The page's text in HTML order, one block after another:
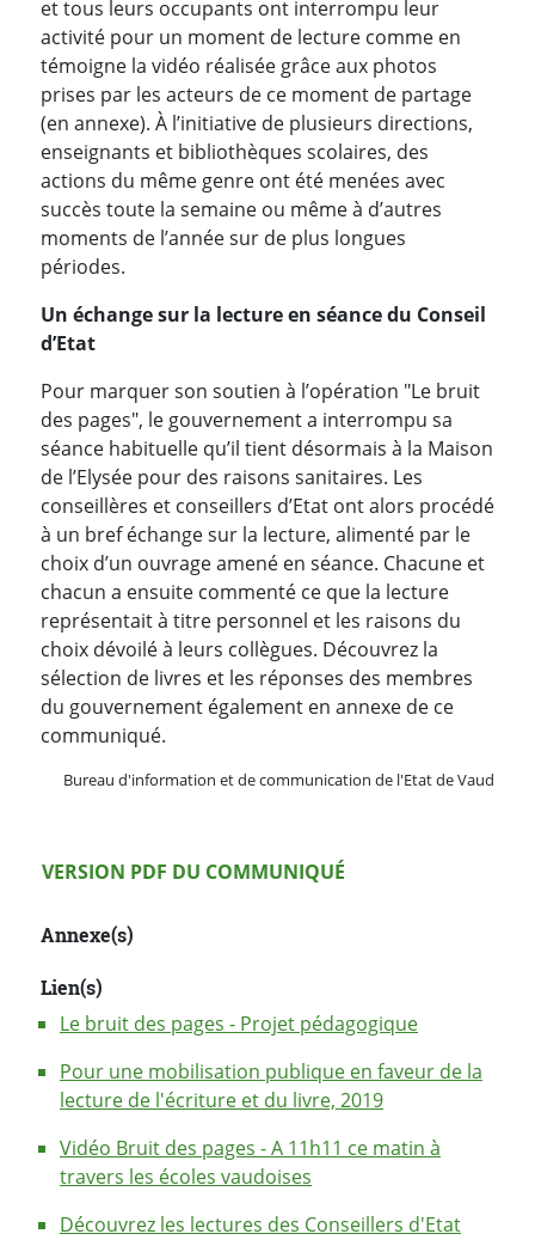
et tous leurs occupants ont interrompu leur
activité pour un moment de lecture comme en
témoigne la vidéo réalisée grâce aux photos
prises par les acteurs de ce moment de partage
(en annexe). À l’initiative de plusieurs directions,
enseignants et bibliothèques scolaires, des
actions du même genre ont été menées avec
succès toute la semaine ou même à d’autres
moments de l’année sur de plus longues
périodes.
Un échange sur la lecture en séance du Conseil
d’Etat
Pour marquer son soutien à l’opération "Le bruit
des pages", le gouvernement a interrompu sa
séance habituelle qu’il tient désormais à la Maison
de l’Elysée pour des raisons sanitaires. Les
conseillères et conseillers d’Etat ont alors procédé
à un bref échange sur la lecture, alimenté par le
choix d’un ouvrage amené en séance. Chacune et
chacun a ensuite commenté ce que la lecture
représentait à titre personnel et les raisons du
choix dévoilé à leurs collègues. Découvrez la
sélection de livres et les réponses des membres
du gouvernement également en annexe de ce
communiqué.
Bureau d'information et de communication de l'Etat de Vaud
Version PDF
VERSION PDF DU COMMUNIQUÉ
Annexe(s)
Lien(s)
Le bruit des pages - Projet pédagogique
Pour une mobilisation publique en faveur de la
lecture de l'écriture et du livre, 2019
Vidéo Bruit des pages - A 11h11 ce matin à
travers les écoles vaudoises
Découvrez les lectures des Conseillers d'Etat